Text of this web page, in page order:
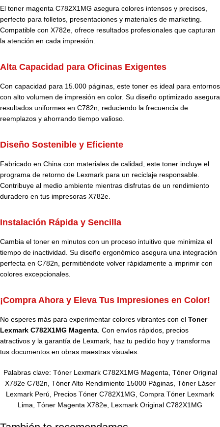
El toner magenta C782X1MG asegura colores intensos y precisos,
perfecto para folletos, presentaciones y materiales de marketing.
Compatible con X782e, ofrece resultados profesionales que capturan
la atención en cada impresión.
Alta Capacidad para Oficinas Exigentes
Con capacidad para 15.000 páginas, este toner es ideal para entornos
con alto volumen de impresión en color. Su diseño optimizado asegura
resultados uniformes en C782n, reduciendo la frecuencia de
reemplazos y ahorrando tiempo valioso.
Diseño Sostenible y Eficiente
Fabricado en China con materiales de calidad, este toner incluye el
programa de retorno de Lexmark para un reciclaje responsable.
Contribuye al medio ambiente mientras disfrutas de un rendimiento
duradero en tus impresoras X782e.
Instalación Rápida y Sencilla
Cambia el toner en minutos con un proceso intuitivo que minimiza el
tiempo de inactividad. Su diseño ergonómico asegura una integración
perfecta en C782n, permitiéndote volver rápidamente a imprimir con
colores excepcionales.
¡Compra Ahora y Eleva Tus Impresiones en Color!
No esperes más para experimentar colores vibrantes con el Toner
Lexmark C782X1MG Magenta . Con envíos rápidos, precios
atractivos y la garantía de Lexmark, haz tu pedido hoy y transforma
tus documentos en obras maestras visuales.
Palabras clave: Tóner Lexmark C782X1MG Magenta, Tóner Original
X782e C782n, Tóner Alto Rendimiento 15000 Páginas, Tóner Láser
Lexmark Perú, Precios Tóner C782X1MG, Compra Tóner Lexmark
Lima, Tóner Magenta X782e, Lexmark Original C782X1MG